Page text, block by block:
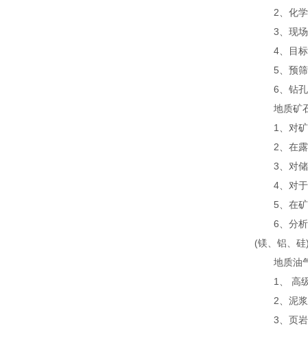
2、化学
3、现场
4、目标
5、预筛
6、钻孔
地质矿石
1、对矿
2、在露
3、对储
4、对于进
5、在矿
6、分析仪
(镁、铝、
地质油
1、 高级
2、泥浆
3、页岩